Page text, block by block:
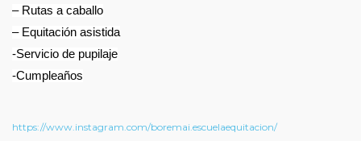
– Rutas a caballo
– Equitación asistida
-Servicio de pupilaje
-Cumpleaños
https://www.instagram.com/boremai.escuelaequitacion/